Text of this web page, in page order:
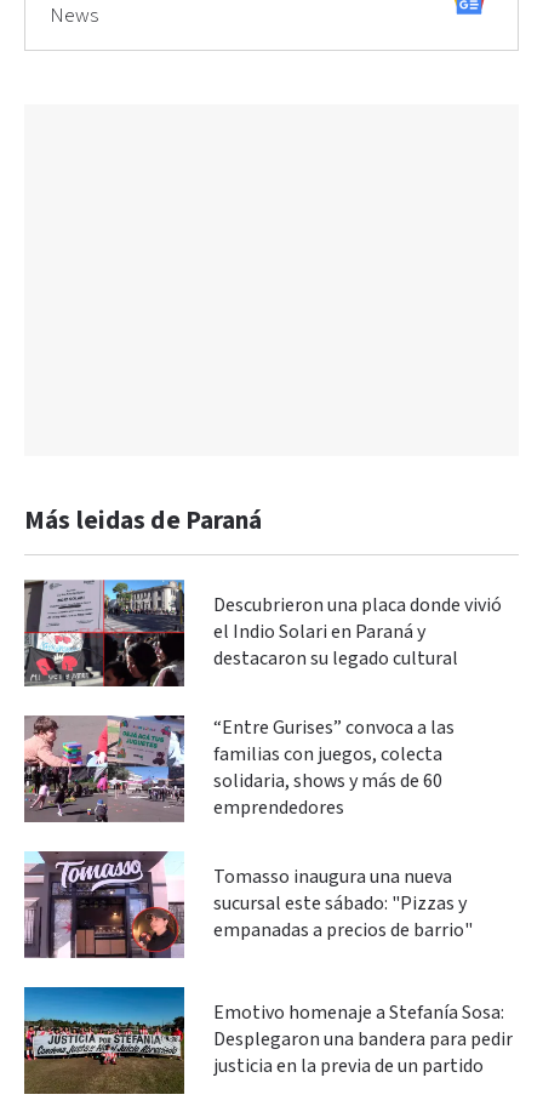
News
Más leidas de Paraná
Descubrieron una placa donde vivió
el Indio Solari en Paraná y
destacaron su legado cultural
“Entre Gurises” convoca a las
familias con juegos, colecta
solidaria, shows y más de 60
emprendedores
Tomasso inaugura una nueva
sucursal este sábado: "Pizzas y
empanadas a precios de barrio"
Emotivo homenaje a Stefanía Sosa:
Desplegaron una bandera para pedir
justicia en la previa de un partido